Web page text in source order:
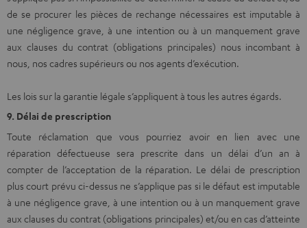
de se procurer les pièces de rechange nécessaires est imputable à
une négligence grave, à une intention ou à un manquement grave
aux clauses du contrat (obligations principales) nous incombant à
nous, nos cadres supérieurs ou nos agents d’exécution.
Les lois sur la garantie légale s’appliquent à tous les autres égards.
9. Délai de prescription
Toute réclamation que vous pourriez avoir en lien avec une
réparation défectueuse sera prescrite dans un délai d’un an à
compter de l’acceptation de la réparation. Le délai de prescription
plus court prévu ci-dessus ne s’applique pas si le défaut est imputable
à une négligence grave, à une intention ou à un manquement grave
aux clauses du contrat (obligations principales) et/ou en cas d’atteinte